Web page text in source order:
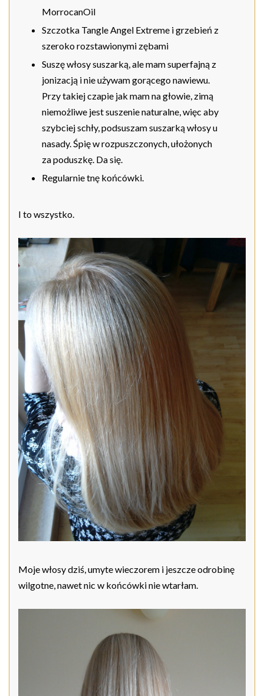
MorrocanOil
Szczotka Tangle Angel Extreme i grzebień z
szeroko rozstawionymi zębami
Suszę włosy suszarką, ale mam superfajną z
jonizacją i nie używam gorącego nawiewu.
Przy takiej czapie jak mam na głowie, zimą
niemożliwe jest suszenie naturalne, więc aby
szybciej schły, podsuszam suszarką włosy u
nasady. Śpię w rozpuszczonych, ułożonych
za poduszkę. Da się.
Regularnie tnę końcówki.
I to wszystko.
Moje włosy dziś, umyte wieczorem i jeszcze odrobinę
wilgotne, nawet nic w końcówki nie wtarłam.